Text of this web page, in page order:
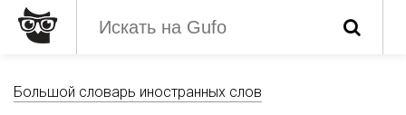
Большой словарь иностранных слов